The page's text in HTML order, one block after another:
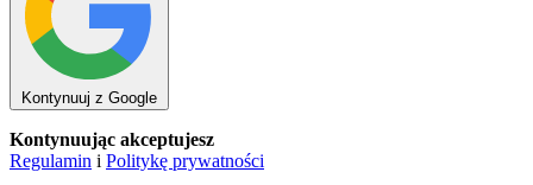
Kontynuuj z Google
Kontynuując akceptujesz
Regulamin i Politykę prywatności